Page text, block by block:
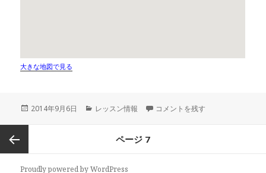
大きな地図で見る
投
2014年9月6日
カ
レッスン情報 レッスン情報①一般クラス に
コメントを残す
前のペ
ページ 7
Proudly powered by WordPress